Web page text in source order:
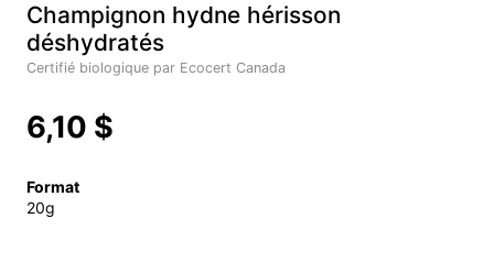
Champignon hydne hérisson
déshydratés
Certifié biologique par Ecocert Canada
6,10 $
Format
20g